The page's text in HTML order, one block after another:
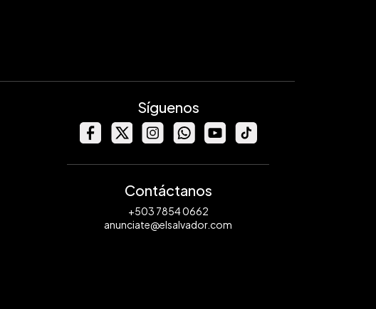
Síguenos
Contáctanos
+503 7854 0662
anunciate@elsalvador.com